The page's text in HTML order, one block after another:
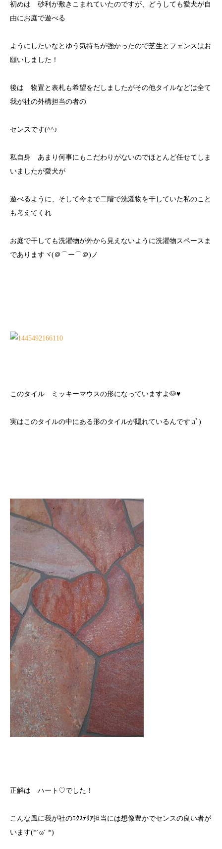
初めは 砂利が敷きこまれていたのですが、どうしても愛犬が自
由にお庭で遊べる
ようにしたいなとゆう気持ちが強かったので芝生とフェンスはお
願いしました！
後は 物置と表札も希望をだしましたがその他タイルなどは全て
我が社の外構担当の者の
センスです(^^♪
私自身 あまり何事にもこだわりがないのでほとんど任せてしま
いましたが愛犬が
遊べるように、そして今まで二階で洗濯物を干していた私のこと
も考えてくれ
お庭で干しても洗濯物が外から見えないように洗濯物スペースま
でありますヾ(＠⌒ー⌒＠)ノ
このタイル ミッキーマウスの形になっていますよ🐶♥
実はこのタイルの中にある形のタイルが隠れているんです|дﾟ)
正解は ハート♡でした！
こんな風に我が社のｴｸｽﾃﾘｱ担当には想像豊かでセンスの良い者が
います(*‘ω‘ *)